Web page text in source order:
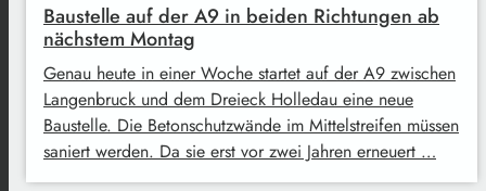
Baustelle auf der A9 in beiden Richtungen ab
nächstem Montag
Genau heute in einer Woche startet auf der A9 zwischen
Langenbruck und dem Dreieck Holledau eine neue
Baustelle. Die Betonschutzwände im Mittelstreifen müssen
saniert werden. Da sie erst vor zwei Jahren erneuert …